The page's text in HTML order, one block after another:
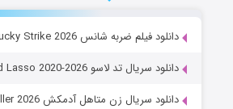
دانلود فیلم ضربه شانس Lucky Strike 2026
دانلود سریال تد لاسو Ted Lasso 2020-2026
دانلود سریال زن متاهل آدمکش A Bona Fide Killer 2026